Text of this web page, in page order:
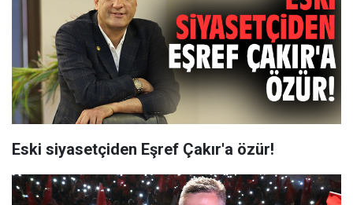
Eski siyasetçiden Eşref Çakır'a özür!